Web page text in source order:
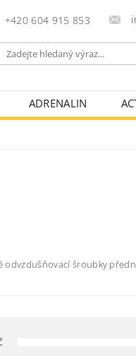
+420 604 915 853
ADRENALIN
odvzdušňovací šroubky